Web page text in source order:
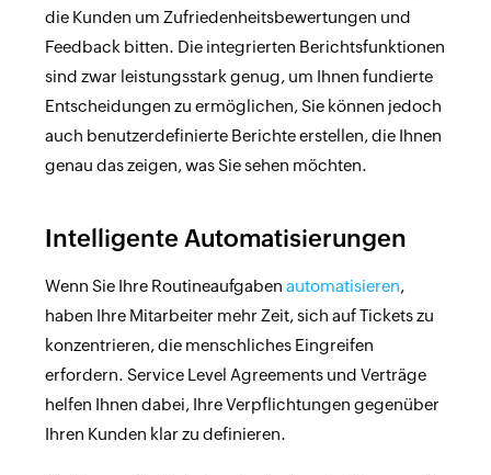
die Kunden um Zufriedenheitsbewertungen und
Feedback bitten. Die integrierten Berichtsfunktionen
sind zwar leistungsstark genug, um Ihnen fundierte
Entscheidungen zu ermöglichen, Sie können jedoch
auch benutzerdefinierte Berichte erstellen, die Ihnen
genau das zeigen, was Sie sehen möchten.
Intelligente Automatisierungen
Wenn Sie Ihre Routineaufgaben automatisieren,
haben Ihre Mitarbeiter mehr Zeit, sich auf Tickets zu
konzentrieren, die menschliches Eingreifen
erfordern. Service Level Agreements und Verträge
helfen Ihnen dabei, Ihre Verpflichtungen gegenüber
Ihren Kunden klar zu definieren.